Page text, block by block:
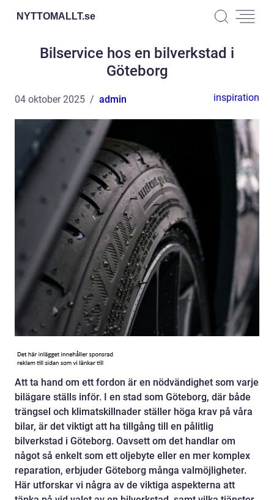
NYTTOMALLT.se
Bilservice hos en bilverkstad i
Göteborg
04 oktober 2025 admin inspiration
Att ta hand om ett fordon är en nödvändighet som varje
bilägare ställs inför. I en stad som Göteborg, där både
trängsel och klimatskillnader ställer höga krav på våra
bilar, är det viktigt att ha tillgång till en pålitlig
bilverkstad i Göteborg. Oavsett om det handlar om
något så enkelt som ett oljebyte eller en mer komplex
reparation, erbjuder Göteborg många valmöjligheter.
Här utforskar vi några av de viktiga aspekterna att